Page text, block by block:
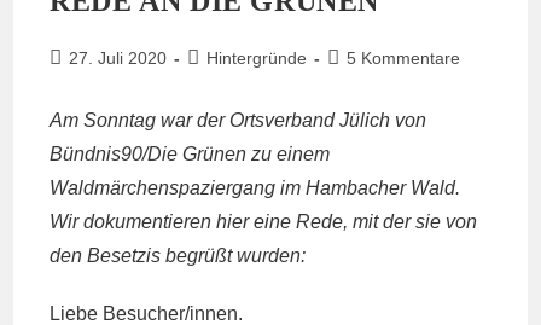
Beitrag
27. Juli 2020
Beitrags-
Hintergründe
Beitrags-
5 Kommentare
Am Sonntag war der Ortsverband Jülich von
Bündnis90/Die Grünen zu einem
Waldmärchenspaziergang im Hambacher Wald.
Wir dokumentieren hier eine Rede, mit der sie von
den Besetzis begrüßt wurden:
Liebe Besucher/innen.